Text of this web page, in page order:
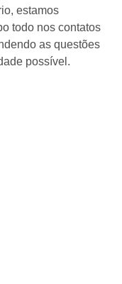
estamos
todo nos contatos
as questões
possível.